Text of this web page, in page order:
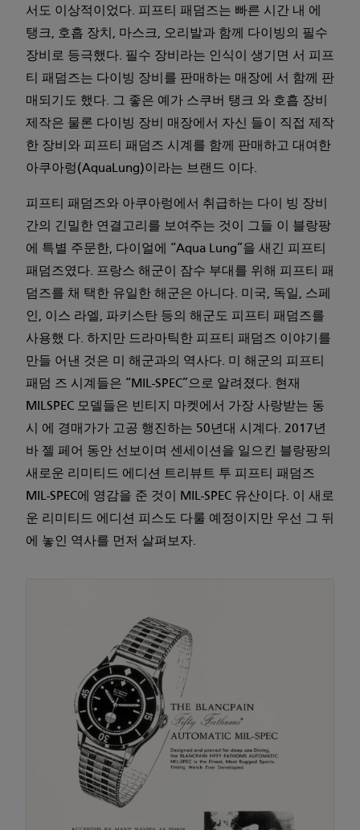
서도 이상적이었다. 피프티 패덤즈는 빠른 시간 내 에
탱크, 호흡 장치, 마스크, 오리발과 함께 다이빙의 필수
장비로 등극했다. 필수 장비라는 인식이 생기면 서 피프
티 패덤즈는 다이빙 장비를 판매하는 매장에 서 함께 판
매되기도 했다. 그 좋은 예가 스쿠버 탱크 와 호흡 장비
제작은 물론 다이빙 장비 매장에서 자신 들이 직접 제작
한 장비와 피프티 패덤즈 시계를 함께 판매하고 대여한
아쿠아렁(AquaLung)이라는 브랜드 이다.
피프티 패덤즈와 아쿠아렁에서 취급하는 다이 빙 장비
간의 긴밀한 연결고리를 보여주는 것이 그들 이 블랑팡
에 특별 주문한, 다이얼에 “Aqua Lung”을 새긴 피프티
패덤즈였다. 프랑스 해군이 잠수 부대를 위해 피프티 패
덤즈를 채 택한 유일한 해군은 아니다. 미국, 독일, 스페
인, 이스 라엘, 파키스탄 등의 해군도 피프티 패덤즈를
사용했 다. 하지만 드라마틱한 피프티 패덤즈 이야기를
만들 어낸 것은 미 해군과의 역사다. 미 해군의 피프티
패덤 즈 시계들은 “MIL-SPEC”으로 알려졌다. 현재
MILSPEC 모델들은 빈티지 마켓에서 가장 사랑받는 동
시 에 경매가가 고공 행진하는 50년대 시계다. 2017년
바 젤 페어 동안 선보이며 센세이션을 일으킨 블랑팡의
새로운 리미티드 에디션 트리뷰트 투 피프티 패덤즈
MIL-SPEC에 영감을 준 것이 MIL-SPEC 유산이다. 이 새로
운 리미티드 에디션 피스도 다룰 예정이지만 우선 그 뒤
에 놓인 역사를 먼저 살펴보자.